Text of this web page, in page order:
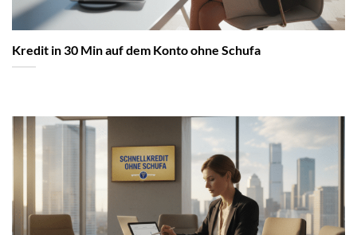
Kredit in 30 Min auf dem Konto ohne Schufa